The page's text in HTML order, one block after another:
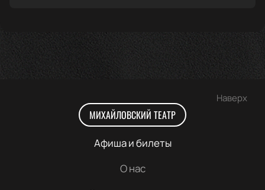
Наверх
МИХАЙЛОВСКИЙ ТЕАТР
Афиша и билеты
О нас